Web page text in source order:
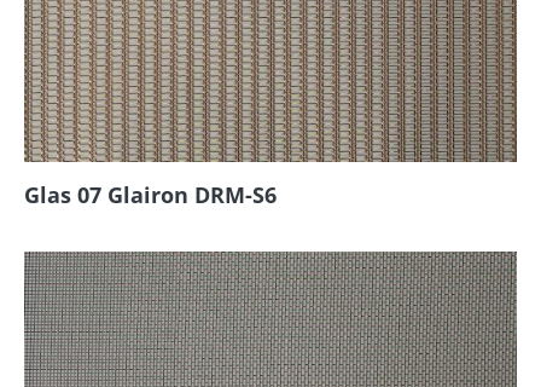
Glas 07 Glairon DRM-S6